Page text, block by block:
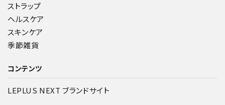
ストラップ
ヘルスケア
スキンケア
季節雑貨
コンテンツ
LEPLUS NEXT ブランドサイト